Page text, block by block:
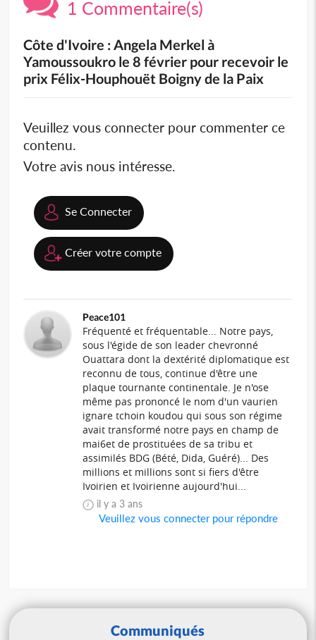
1 Commentaire(s)
Côte d'Ivoire : Angela Merkel à
Yamoussoukro le 8 février pour recevoir le
prix Félix-Houphouët Boigny de la Paix
Veuillez vous connecter pour commenter ce
contenu.
Votre avis nous intéresse.
Se Connecter
Créer votre compte
Peace101
Fréquenté et fréquentable... Notre pays,
sous l'égide de son leader chevronné
Ouattara dont la dextérité diplomatique est
reconnu de tous, continue d'être une
plaque tournante continentale. Je n'ose
même pas prononcé le nom d'un vaurien
ignare tchoin koudou qui sous son régime
avait transformé notre pays en champ de
mai6et de prostituées de sa tribu et
assimilés BDG (Bété, Dida, Guéré)... Des
millions et millions sont si fiers d'être
Ivoirien et Ivoirienne aujourd'hui...
il y a 3 ans
Veuillez vous connecter pour répondre
Communiqués